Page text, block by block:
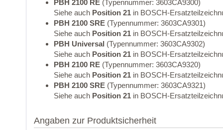
PBH 2100 RE (Typennummer: 3603CA9300)
Siehe auch Position 21 in BOSCH-
PBH 2100 SRE (Typennummer: 3603CA9301)
Siehe auch Position 21 in BOSCH-
PBH Universal (Typennummer: 3603CA9302)
Siehe auch Position 21 in BOSCH-
PBH 2100 RE (Typennummer: 3603CA9320)
Siehe auch Position 21 in BOSCH-
PBH 2100 SRE (Typennummer: 3603CA9321)
Siehe auch Position 21 in BOSCH-
Angaben zur Produktsicherheit